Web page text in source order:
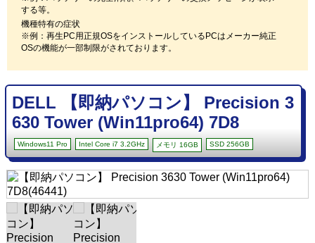
する等。
機種特有の症状
※例：再生PC用正規OSをインストールしているPCはメーカー純正
OSの機能が一部制限がされております。
DELL 【即納パソコン】 Precision 3
630 Tower (Win11pro64) 7D8
Windows11 Pro Intel Core i7 3.2GHz メモリ 16GB SSD 256GB